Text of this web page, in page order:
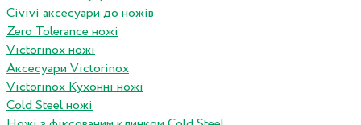
Civivi аксесуари до ножів
Zero Tolerance ножі
Victorinox ножі
Аксесуари Victorinox
Victorinox Кухонні ножі
Cold Steel ножі